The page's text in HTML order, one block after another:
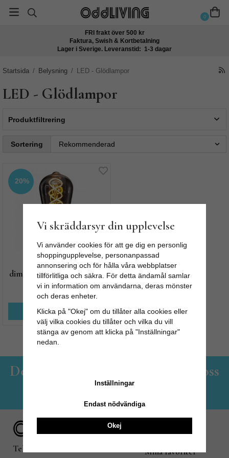
0
FRI frakt över 500 kr
Faktura, Swish & Kortbetalning
Lager i Sverige. Leveranstid: 1-3 dagar
Startsida / Belysning / LED - Glödlampor
LED - Glödlampor
Produktfiltrering
Sortering
20%
LED lampa -
dimmerkompatibel - 14cm
159 kr
KÖP NU
Det lilla familjeföretaget - Hos oss
handlar du med gott samvete!
Tel. 018 - 800 81 02
Mina favoriter
Vi skräddarsyr din upplevelse
Vi använder cookies för att ge dig en personlig
shoppingupplevelse, personanpassad
annonsering och för hålla våra webbplatser
tillförlitliga och säkra. För detta ändamål samlar
vi in information om användarna, deras mönster
och deras enheter.
Klicka på "Okej" om du tillåter alla cookies eller
välj vilka cookies du tillåter och vilka du vill
stänga av genom att klicka på "Inställningar"
nedan.
Inställningar
Endast nödvändiga
Okej